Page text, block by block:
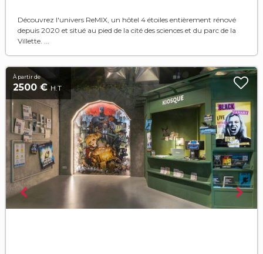
Découvrez l'univers ReMIX, un hôtel 4 étoiles entièrement rénové
depuis 2020 et situé au pied de la cité des sciences et du parc de la
Villette. ...
À partir de
2500 €H.T